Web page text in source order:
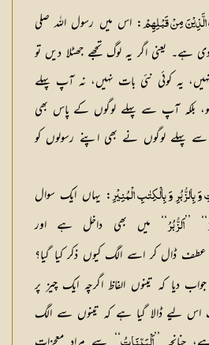
مِنْ قَبْلِهِمْ: اس میں رسول اللہ صلی
دی ہے۔ یعنی اگر یہ لوگ تجھے جھٹلا دیں تو
یہ کوئی نئی بات نہیں، نہ آپ پہلے
ہو، بلکہ آپ سے پہلے لوگوں کے پاس بھی
پہلے لوگوں نے بھی اپنے رسولوں کو
بِالزُّبُرِ وَ بِالْكِتٰبِ الْمُنِيْرِ: یہاں ایک سوال
‘‘ ’’اَلزُّبُرُ
‘‘ میں بھی داخل ہے اور
عطف ڈال کر اسے الگ کیوں ذکر کیا گیا؟
دیا کہ تینوں الفاظ اگرچہ ایک چیز پر
لیے ڈالا گیا ہے کہ تینوں سے الگ